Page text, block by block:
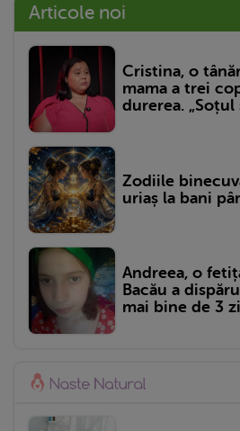
Articole noi
Cristina, o
mama a trei
durerea. „Soțul
Zodiile
uriaș la bani
Andreea, o
Bacău a
mai bine de 3